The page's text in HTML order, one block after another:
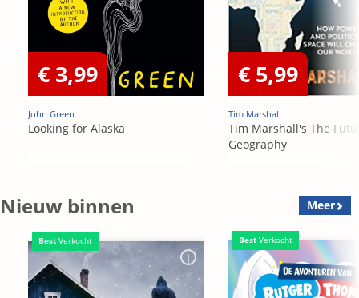
€ 3,99
John Green
Looking for Alaska
€ 5,99
Tim Marshall
Tim Marshall's The
Geography
Nieuw binnen Meer
Best Verkocht Best Verkocht